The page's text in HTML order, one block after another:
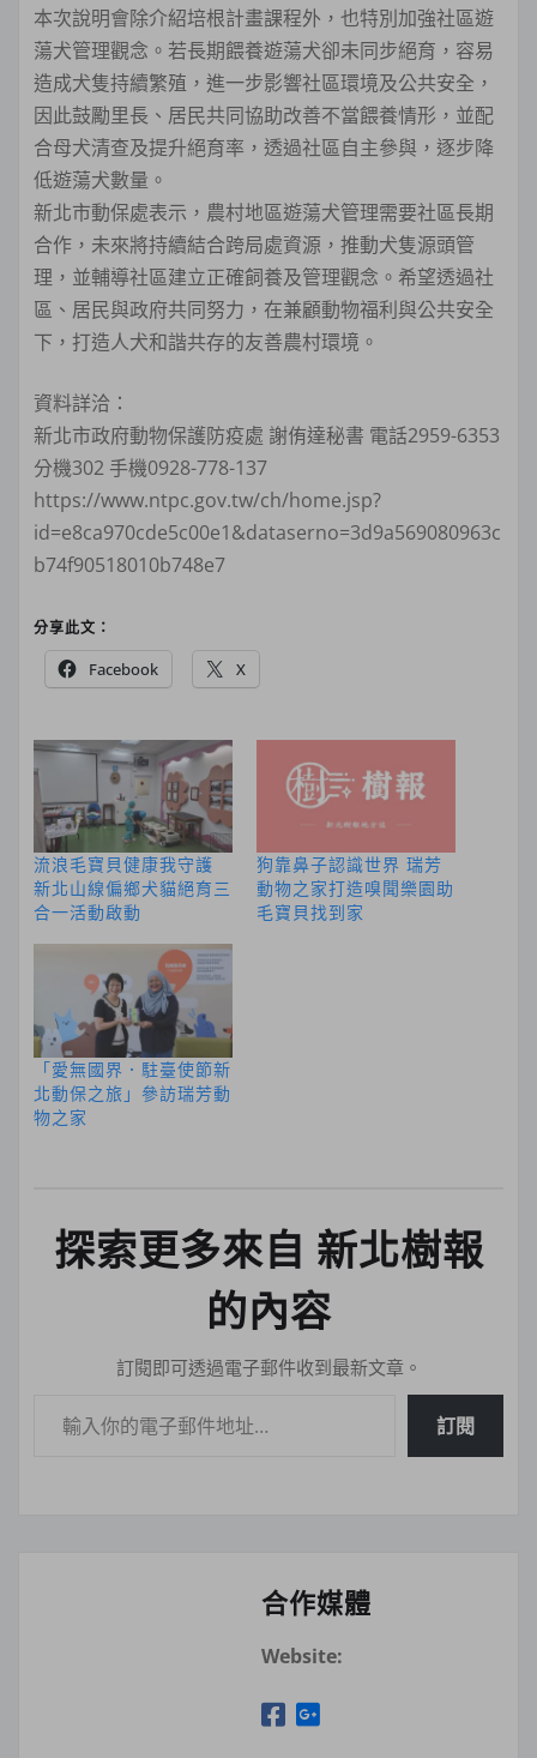
本次說明會除介紹培根計畫課程外，也特別加強社區遊
蕩犬管理觀念。若長期餵養遊蕩犬卻未同步絕育，容易
造成犬隻持續繁殖，進一步影響社區環境及公共安全，
因此鼓勵里長、居民共同協助改善不當餵養情形，並配
合母犬清查及提升絕育率，透過社區自主參與，逐步降
低遊蕩犬數量。
新北市動保處表示，農村地區遊蕩犬管理需要社區長期
合作，未來將持續結合跨局處資源，推動犬隻源頭管
理，並輔導社區建立正確飼養及管理觀念。希望透過社
區、居民與政府共同努力，在兼顧動物福利與公共安全
下，打造人犬和諧共存的友善農村環境。
資料詳洽：
新北市政府動物保護防疫處 謝侑達秘書 電話2959-6353
分機302 手機0928-778-137
https://www.ntpc.gov.tw/ch/home.jsp?
id=e8ca970cde5c00e1&dataserno=3d9a569080963c
b74f90518010b748e7
分享此文：
Facebook X
流浪毛寶貝健康我守護
新北山線偏鄉犬貓絕育三
合一活動啟動
狗靠鼻子認識世界 瑞芳
動物之家打造嗅聞樂園助
毛寶貝找到家
「愛無國界．駐臺使節新
北動保之旅」參訪瑞芳動
物之家
探索更多來自 新北樹報
的內容
訂閱即可透過電子郵件收到最新文章。
訂閱
合作媒體
Website: